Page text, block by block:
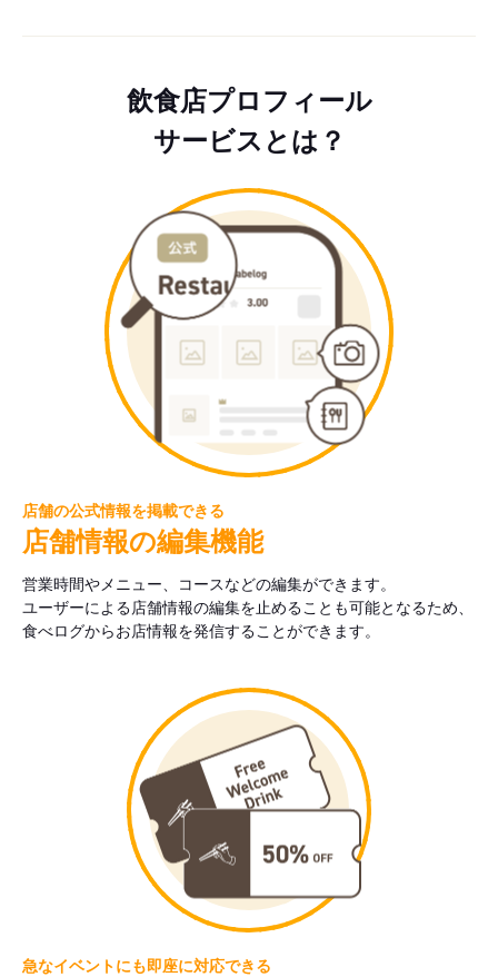
飲食店プロフィール
サービスとは？
店舗の公式情報を掲載できる
店舗情報の編集機能
営業時間やメニュー、コースなどの編集ができます。
ユーザーによる店舗情報の編集を止めることも可能となるため、
食べログからお店情報を発信することができます。
急なイベントにも即座に対応できる